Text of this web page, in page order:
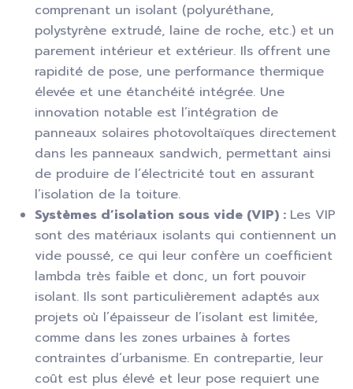
comprenant un isolant (polyuréthane,
polystyrène extrudé, laine de roche, etc.) et un
parement intérieur et extérieur. Ils offrent une
rapidité de pose, une performance thermique
élevée et une étanchéité intégrée. Une
innovation notable est l’intégration de
panneaux solaires photovoltaïques directement
dans les panneaux sandwich, permettant ainsi
de produire de l’électricité tout en assurant
l’isolation de la toiture.
Systèmes d’isolation sous vide (VIP) : Les VIP
sont des matériaux isolants qui contiennent un
vide poussé, ce qui leur confère un coefficient
lambda très faible et donc, un fort pouvoir
isolant. Ils sont particulièrement adaptés aux
projets où l’épaisseur de l’isolant est limitée,
comme dans les zones urbaines à fortes
contraintes d’urbanisme. En contrepartie, leur
coût est plus élevé et leur pose requiert une